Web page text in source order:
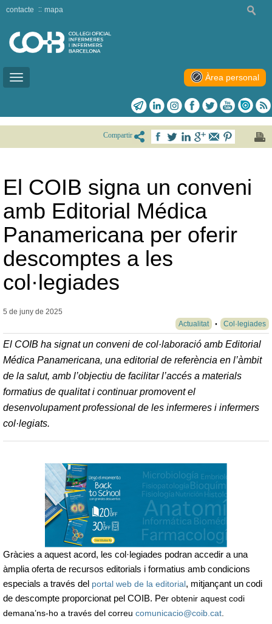
Toggle
contacte mapa
Àrea personal
Compartir
El COIB signa un conveni
amb Editorial Médica
Panamericana per oferir
descomptes a les
col·legiades
5 de juny de 2025
Actualitat
Col·legiades
El COIB ha signat un conveni de col·laboració amb Editorial
Médica Panamericana, una editorial de referència en l’àmbit
de la salut, amb l’objectiu de facilitar l’accés a materials
formatius de qualitat i continuar promovent el
desenvolupament professional de les infermeres i infermers
col·legiats.
Gràcies a aquest acord, les col·legiades podran accedir a una
àmplia oferta de recursos editorials i formatius amb condicions
especials a través del portal web de la editorial, mitjançant un codi
de descompte proporcionat pel COIB. Per obtenir aquest codi
demana’ns-ho a través del correu comunicacio@coib.cat.